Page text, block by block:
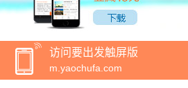
访问要出发触屏版
m.yaochufa.com